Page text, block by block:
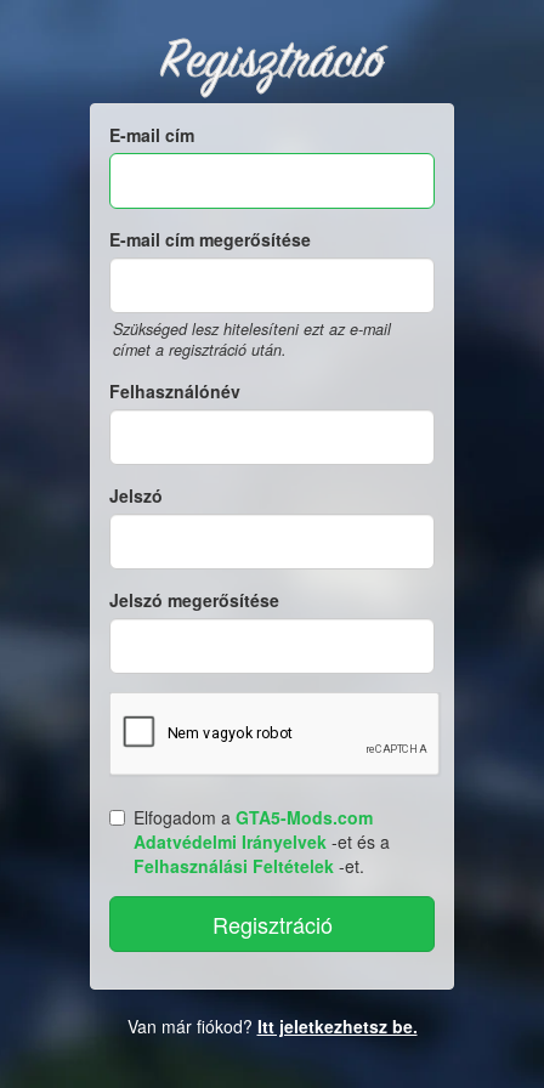
Regisztráció
E-mail cím
E-mail cím megerősítése
Szükséged lesz hitelesíteni ezt az e-mail
címet a regisztráció után.
Felhasználónév
Jelszó
Jelszó megerősítése
Elfogadom a GTA5-Mods.com
Adatvédelmi Irányelvek -et és a
Felhasználási Feltételek -et.
Van már fiókod? Itt jeletkezhetsz be.